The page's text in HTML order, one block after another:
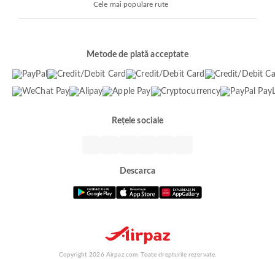
Cele mai populare rute
Metode de plată acceptate
Rețele sociale
Descarca
Copyright 2026 Airpaz.com. Toate drepturile rezervate.